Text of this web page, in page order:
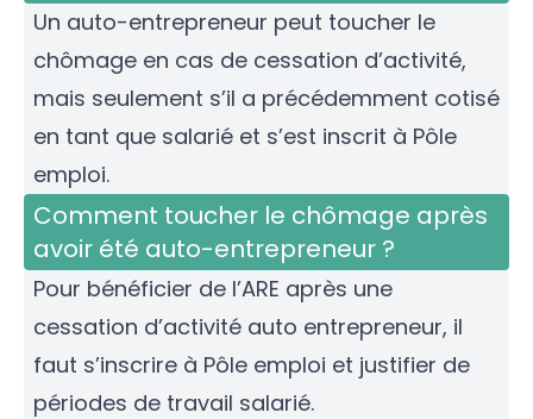
Un auto-entrepreneur peut toucher le
chômage en cas de cessation d’activité,
mais seulement s’il a précédemment cotisé
en tant que salarié et s’est inscrit à Pôle
emploi.
Comment toucher le chômage après
avoir été auto-entrepreneur ?
Pour bénéficier de l’ARE après une
cessation d’activité auto entrepreneur, il
faut s’inscrire à Pôle emploi et justifier de
périodes de travail salarié.